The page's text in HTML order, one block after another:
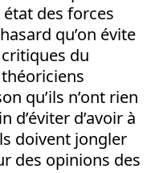
des forces
qu’on évite
du
qu’ils n’ont rien
d’éviter d’avoir à
doivent jongler
des opinions des